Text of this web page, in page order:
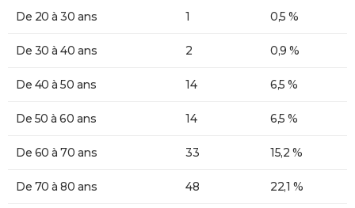
De 20 à 30 ans 1 0,5 %
De 30 à 40 ans 2 0,9 %
De 40 à 50 ans 14 6,5 %
De 50 à 60 ans 14 6,5 %
De 60 à 70 ans 33 15,2 %
De 70 à 80 ans 48 22,1 %